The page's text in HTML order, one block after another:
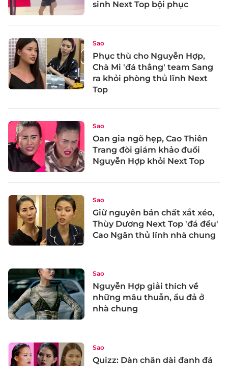
sinh Next Top bội phục
Sao
Phục thù cho Nguyễn Hợp,
Chà Mi 'đá thẳng' team Sang
ra khỏi phòng thủ lĩnh Next
Top
Sao
Oan gia ngõ hẹp, Cao Thiên
Trang đòi giám khảo đuổi
Nguyễn Hợp khỏi Next Top
Sao
Giữ nguyên bản chất xắt xéo,
Thùy Dương Next Top 'đá đểu'
Cao Ngân thủ lĩnh nhà chung
Sao
Nguyễn Hợp giải thích về
những mâu thuẫn, ẩu đả ở
nhà chung
Sao
Quizz: Dàn chân dài đanh đá